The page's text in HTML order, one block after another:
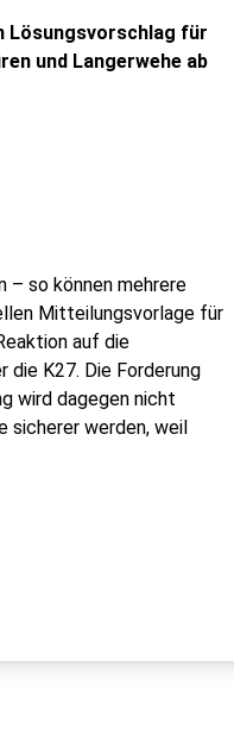
Lösungsvorschlag für
und Langerwehe ab
– so können mehrere
Mitteilungsvorlage für
auf die
die K27. Die Forderung
wird dagegen nicht
sicherer werden, weil